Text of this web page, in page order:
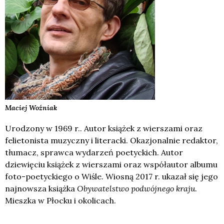
Maciej Woźniak
Urodzony w 1969 r.. Autor książek z wierszami oraz
felietonista muzyczny i literacki. Okazjonalnie redaktor,
tłumacz, sprawca wydarzeń poetyckich. Autor
dziewięciu książek z wierszami oraz współautor albumu
foto-poetyckiego o Wiśle. Wiosną 2017 r. ukazał się jego
najnowsza książka Obywatelstwo podwójnego kraju.
Mieszka w Płocku i okolicach.